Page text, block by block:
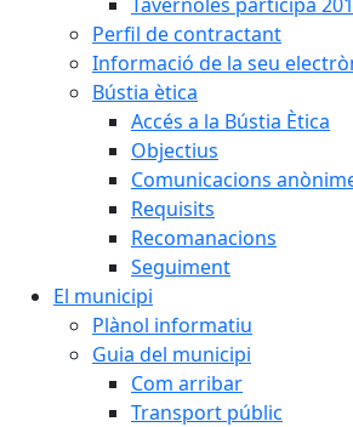
Perfil de contractant
Informació de la seu
Bústia ètica
Accés a la Bústia Ètica
Objectius
Comunicacions
Requisits
Recomanacions
Seguiment
El municipi
Plànol informatiu
Guia del municipi
Com arribar
Transport públic